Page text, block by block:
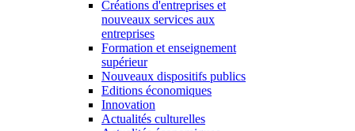
Créations d'entreprises et
nouveaux services aux
entreprises
Formation et enseignement
supérieur
Nouveaux dispositifs publics
Editions économiques
Innovation
Actualités culturelles